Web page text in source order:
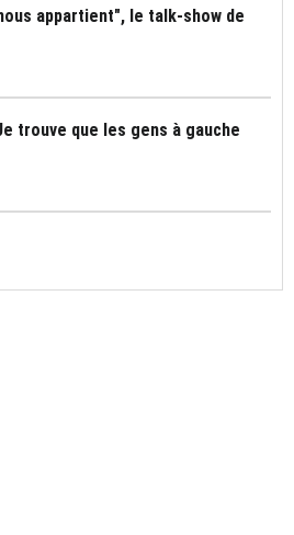
appartient", le talk-show de
trouve que les gens à gauche